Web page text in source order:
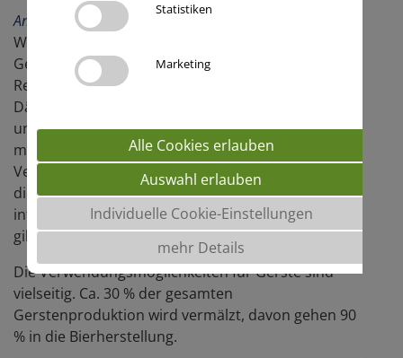
Anbauberatung
Vermarktung & Verwertung
Weltweit werden jährlich ca. 150 Mio. Tonnen
Gerste produziert, wobei die produktionsstärksten
Regionen Europa (Deutschland, Frankreich,
Dänemark), Russland, Ukraine, Australien, Kanada
und Argentinien sind. Welche Qualitätskriterien
muss Gerste für die jeweiligen
Verwertungsrichtungen erfüllen und wie können
diese abgesichert werden? Sébastien Frère,
internationaler Produktmanager für Braugetreide,
gibt einen Überblick.
Die Verwendungsmöglichkeiten für Gerste sind
vielseitig. Ca. 30 % der gesamten
Gerstenproduktion wird vermälzt, davon gehen 90
% in die Bierherstellung.
Statistiken
Marketing
Alle Cookies erlauben
Auswahl erlauben
Individuelle Cookie-Einstellungen
mehr Details